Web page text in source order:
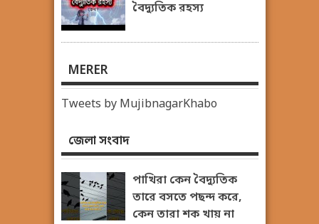
বৈদ্যুতিক রহস্য
MERER
Tweets by MujibnagarKhabo
জেলা সংবাদ
পাখিরা কেন বৈদ্যুতিক
তারে বসতে পছন্দ করে,
কেন তারা শক খায় না